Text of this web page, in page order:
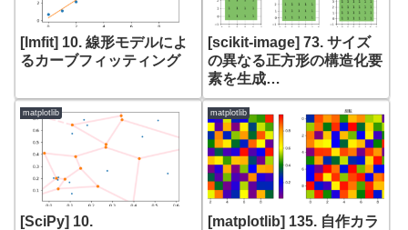
[lmfit] 10. 線形モデルによ
るカーブフィッティング
[scikit-image] 73. サイズ
の異なる正方形の構造化要
素を生成
(skimage.morphology.sq
uare)
matplotlib
[SciPy] 10.
matplotlib
[matplotlib] 135. 自作カラ